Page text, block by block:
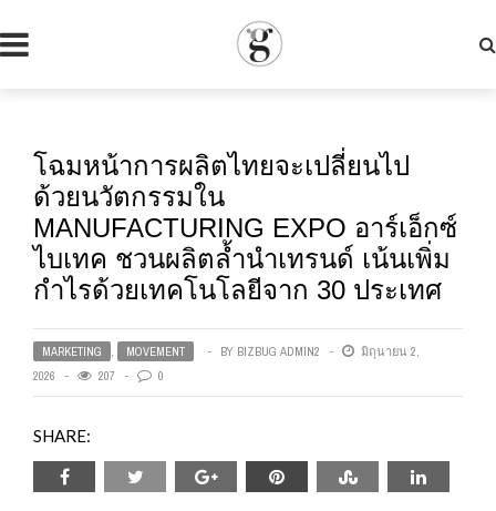
โฉมหน้าการผลิตไทยจะเปลี่ยนไป
ด้วยนวัตกรรมใน
MANUFACTURING EXPO อาร์เอ็กซ์
ไบเทค ชวนผลิตล้ำนำเทรนด์ เน้นเพิ่ม
กำไรด้วยเทคโนโลยีจาก 30 ประเทศ
MARKETING , MOVEMENT BY BIZBUG ADMIN2
มิถุนายน 2,
2026
207 0
SHARE: